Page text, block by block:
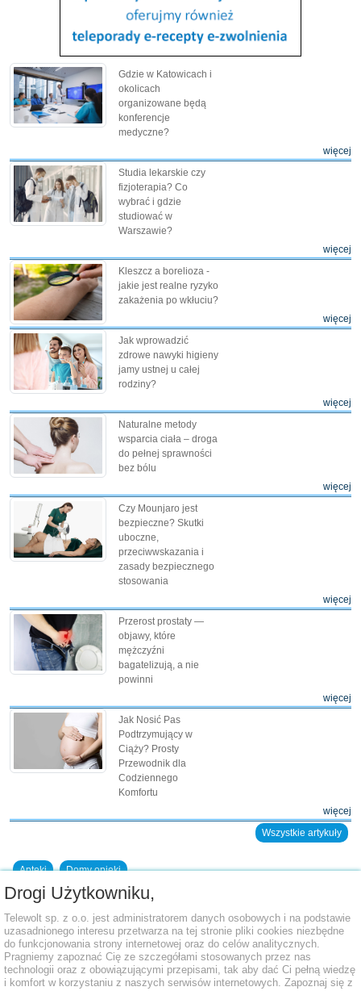
Gdzie w Katowicach i
okolicach
organizowane będą
konferencje
medyczne?
więcej
Studia lekarskie czy
fizjoterapia? Co
wybrać i gdzie
studiować w
Warszawie?
więcej
Kleszcz a borelioza -
jakie jest realne ryzyko
zakażenia po wkłuciu?
więcej
Jak wprowadzić
zdrowe nawyki higieny
jamy ustnej u całej
rodziny?
więcej
Naturalne metody
wsparcia ciała – droga
do pełnej sprawności
bez bólu
więcej
Czy Mounjaro jest
bezpieczne? Skutki
uboczne,
przeciwwskazania i
zasady bezpiecznego
stosowania
więcej
Przerost prostaty —
objawy, które
mężczyźni
bagatelizują, a nie
powinni
więcej
Jak Nosić Pas
Podtrzymujący w
Ciąży? Prosty
Przewodnik dla
Codziennego
Komfortu
więcej
Wszystkie artykuły
Apteki Domy opieki
Dodaj placówkę do bazy
Drogi Użytkowniku,
Telewolt sp. z o.o. jest administratorem danych osobowych i na podstawie
uzasadnionego interesu przetwarza na tej stronie pliki cookies niezbędne
do funkcjonowania strony internetowej oraz do celów analitycznych.
Pragniemy zapoznać Cię ze szczegółami stosowanych przez nas
technologii oraz z obowiązującymi przepisami, tak aby dać Ci pełną wiedzę
i komfort w korzystaniu z naszych serwisów internetowych. Zapoznaj się z